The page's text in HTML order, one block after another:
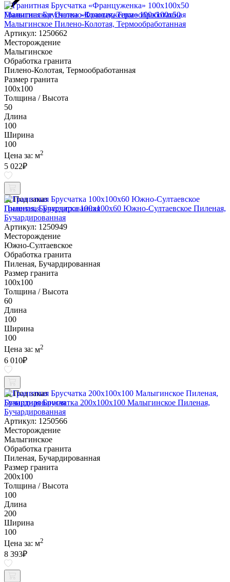
Гранитная Брусчатка «Француженка» 100х100x50
Малыгинское Пилено-Колотая, Термообработанная
Артикул: 1250662
Месторождение
Малыгинское
Обработка гранита
Пилено-Колотая, Термообработанная
Размер гранита
100х100
Толщина / Высота
50
Длина
100
Ширина
100
Цена за: м2
5 022₽
Под заказ
Гранитная Брусчатка 100х100x60 Южно-Султаевское Пиленая,
Бучардированная
Артикул: 1250949
Месторождение
Южно-Султаевское
Обработка гранита
Пиленая, Бучардированная
Размер гранита
100х100
Толщина / Высота
60
Длина
100
Ширина
100
Цена за: м2
6 010₽
Под заказ
Гранитная Брусчатка 200х100x100 Малыгинское Пиленая,
Бучардированная
Артикул: 1250566
Месторождение
Малыгинское
Обработка гранита
Пиленая, Бучардированная
Размер гранита
200х100
Толщина / Высота
100
Длина
200
Ширина
100
Цена за: м2
8 393₽